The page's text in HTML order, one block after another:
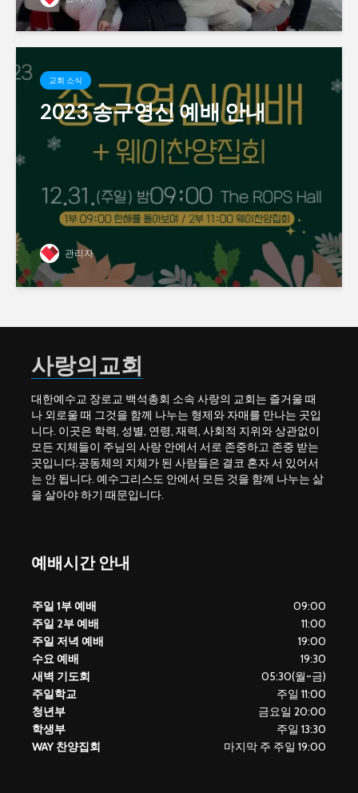
교회 소식
2023 송구영신 예배 안내
관리자
사랑의교회
대한예수교 장로교 백석총회 소속 사랑의 교회는 즐거울 때
나 외로울 때 그것을 함께 나누는 형제와 자매를 만나는 곳입
니다. 이곳은 학력, 성별, 연령, 재력, 사회적 지위와 상관없이
모든 지체들이 주님의 사랑 안에서 서로 존중하고 존중 받는
곳입니다.공동체의 지체가 된 사람들은 결코 혼자 서 있어서
는 안 됩니다. 예수그리스도 안에서 모든 것을 함께 나누는 삶
을 살아야 하기 때문입니다.
예배시간 안내
주일 1부 예배
09:00
주일 2부 예배
11:00
주일 저녁 예배
19:00
수요 예배
19:30
새벽 기도회
05:30(월~금)
주일학교
주일 11:00
청년부
금요일 20:00
학생부
주일 13:30
WAY 찬양집회
마지막 주 주일 19:00